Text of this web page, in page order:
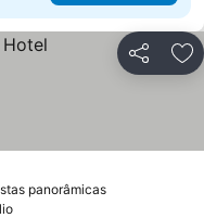
Partilhar
panorâmicas